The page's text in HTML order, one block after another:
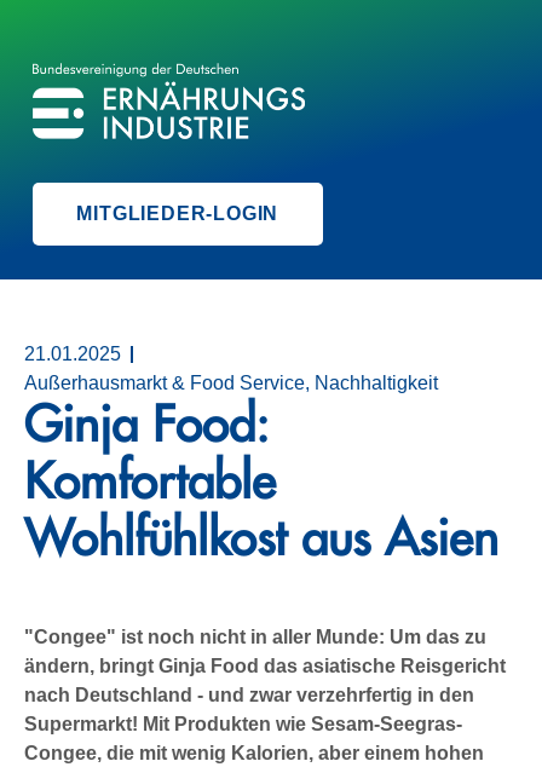
BVE
BUNDESVEREINIGUNG DER ERNÄHRUNGSINDUSTRIE
MITGLIEDER-LOGIN
21.01.2025
Außerhausmarkt & Food Service, Nachhaltigkeit
Ginja Food:
Komfortable
Wohlfühlkost aus Asien
"Congee" ist noch nicht in aller Munde: Um das zu
ändern, bringt Ginja Food das asiatische Reisgericht
nach Deutschland - und zwar verzehrfertig in den
Supermarkt! Mit Produkten wie Sesam-Seegras-
Congee, die mit wenig Kalorien, aber einem hohen